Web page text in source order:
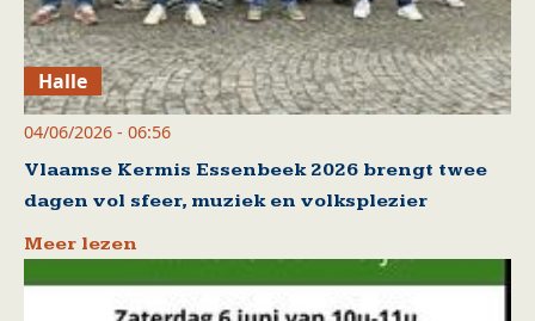
Halle
04/06/2026 - 06:56
Vlaamse Kermis Essenbeek 2026 brengt twee
dagen vol sfeer, muziek en volksplezier
Meer lezen